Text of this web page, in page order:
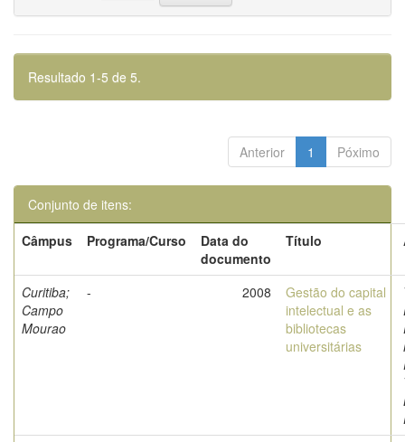
Resultado 1-5 de 5.
Anterior 1 Póximo
Conjunto de itens:
Câmpus
Programa/Curso
Data do
documento
Título
Curitiba;
Campo
Mourao
- 2008
Gestão do capital
intelectual e as
bibliotecas
universitárias